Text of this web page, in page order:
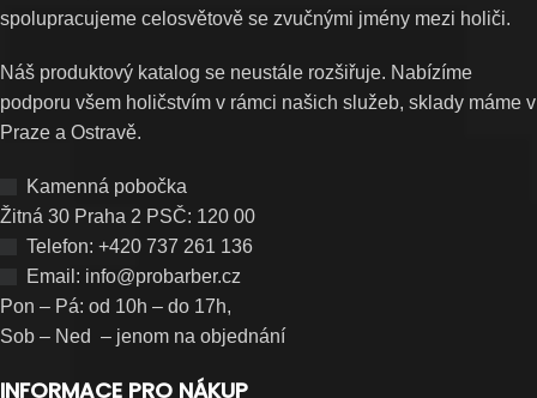
spolupracujeme celosvětově se zvučnými jmény mezi holiči.
Náš produktový katalog se neustále rozšiřuje. Nabízíme
podporu všem holičstvím v rámci našich služeb, sklady máme v
Praze a Ostravě.
Kamenná pobočka
Žitná 30 Praha 2 PSČ: 120 00
Telefon: +420 737 261 136
Email: info@probarber.cz
Pon – Pá: od 10h – do 17h,
Sob – Ned – jenom na objednání
INFORMACE PRO NÁKUP